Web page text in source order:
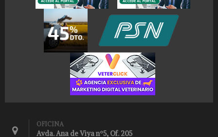
OFICINA
Avda. Ana de Viya nº5, Of. 205